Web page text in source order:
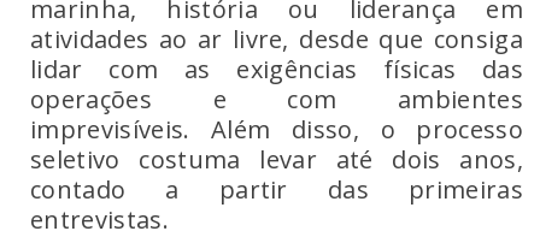
marinha, história ou liderança em
atividades ao ar livre, desde que consiga
lidar com as exigências físicas das
operações e com ambientes
imprevisíveis. Além disso, o processo
seletivo costuma levar até dois anos,
contado a partir das primeiras
entrevistas.